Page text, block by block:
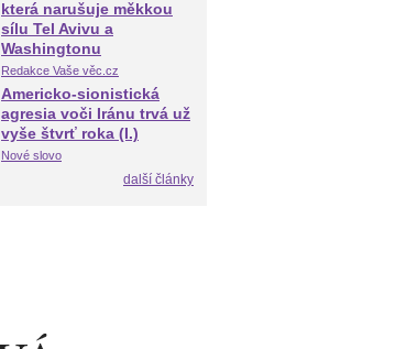
která narušuje měkkou
sílu Tel Avivu a
Washingtonu
Redakce Vaše věc.cz
Americko-sionistická
agresia voči Iránu trvá už
vyše štvrť roka (I.)
Nové slovo
další články